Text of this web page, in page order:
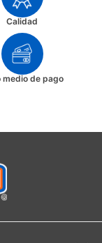
Calidad
medio de pago